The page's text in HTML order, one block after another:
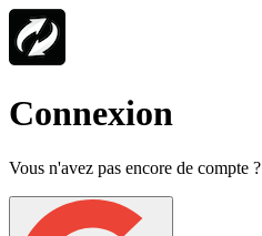
Connexion
Vous n'avez pas encore de compte ?